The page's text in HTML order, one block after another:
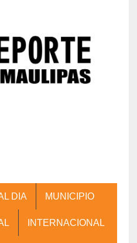
DIA MUNICIPIO
INTERNACIONAL